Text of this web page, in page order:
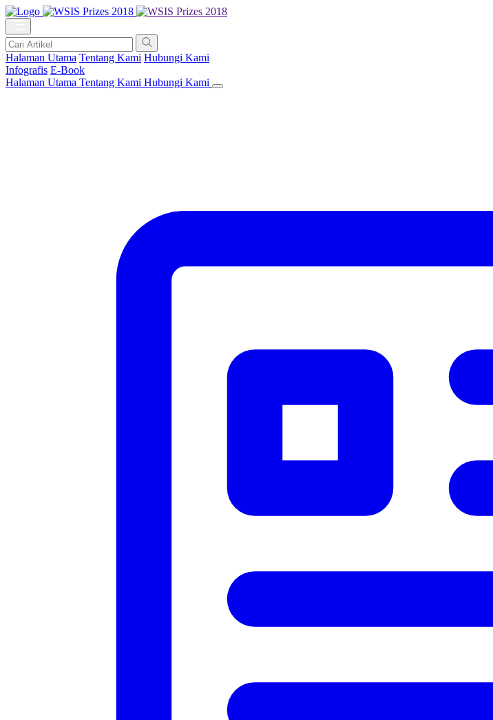
Halaman Utama Tentang Kami Hubungi Kami
Infografis E-Book
Halaman Utama Tentang Kami Hubungi Kami